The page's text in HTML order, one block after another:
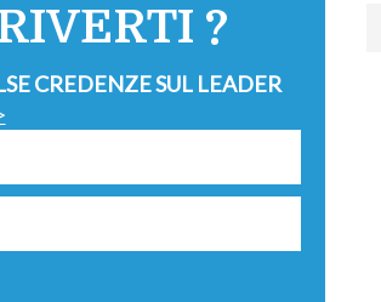
?
CREDENZE SUL LEADER